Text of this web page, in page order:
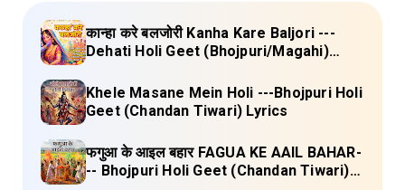
कान्हा करे बलजोरी Kanha Kare Baljori ---
Dehati Holi Geet (Bhojpuri/Magahi)
Khele Masane Mein Holi ---Bhojpuri Holi
Geet (Chandan Tiwari) Lyrics
फगुआ के आइल बहार FAGUA KE AAIL BAHAR-
-- Bhojpuri Holi Geet (Chandan Tiwari)